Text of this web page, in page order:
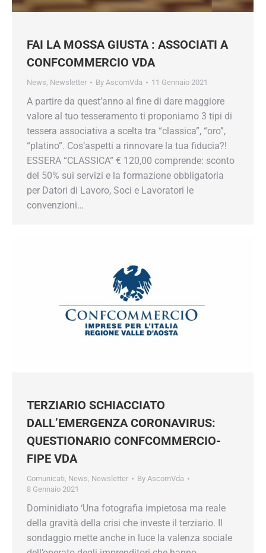
FAI LA MOSSA GIUSTA : ASSOCIATI A
CONFCOMMERCIO VDA
News, Newsletter By AscomVda 11 Gennaio 2021
A partire da quest’anno al fine di dare maggiore
valore al tuo tesseramento ti proponiamo 3 tipi di
tessera associativa a scelta tra “classica”, “oro”,
“platino”. Cos’aspetti a rinnovare la tua fiducia?!
ESSERA “CLASSICA” € 120,00 comprende: sconto
del 50% sui servizi e la formazione obbligatoria
per Datori di Lavoro, Soci e Lavoratori le
convenzioni…
TERZIARIO SCHIACCIATO
DALL’EMERGENZA CORONAVIRUS:
QUESTIONARIO CONFCOMMERCIO-
FIPE VDA
Comunicati, News, Newsletter By AscomVda
8 Gennaio 2021
Dominidiato ‘Una fotografia impietosa ma reale
della gravità della crisi che investe il terziario. Il
sondaggio mette anche in luce la valenza sociale
Mantieniti sempre aggiornato su tutte le
convenzioni e le agevolazioni che Confcommercio
prepara per te.
Inserisci il tuo indirizzo e-mail